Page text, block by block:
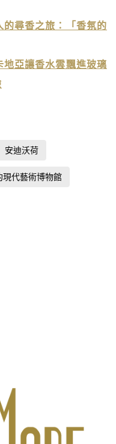
尋香之旅：「香氛的
亞讓香水雲飄進玻璃
安迪沃荷
現代藝術博物館